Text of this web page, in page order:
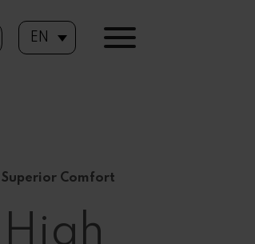
EN
Superior Comfort
High